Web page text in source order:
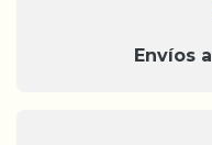
Envíos